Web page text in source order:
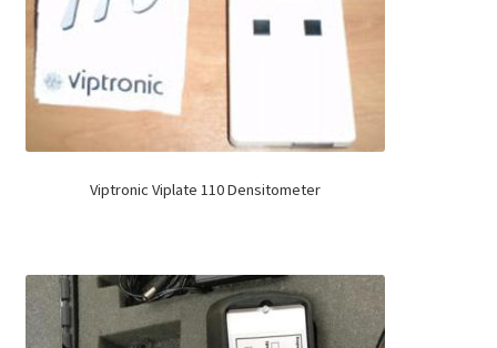
Viptronic Viplate 110 Densitometer